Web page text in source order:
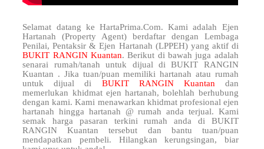
Selamat datang ke HartaPrima.Com. Kami adalah Ejen
Hartanah (Property Agent) berdaftar dengan Lembaga
Penilai, Pentaksir & Ejen Hartanah (LPPEH) yang aktif di
BUKIT RANGIN Kuantan. Berikut di bawah juga adalah
senarai rumah/tanah untuk dijual di BUKIT RANGIN
Kuantan . Jika tuan/puan memiliki hartanah atau rumah
untuk dijual di BUKIT RANGIN Kuantan dan
memerlukan khidmat ejen hartanah, bolehlah berhubung
dengan kami. Kami menawarkan khidmat profesional ejen
hartanah hingga hartanah @ rumah anda terjual. Kami
semak harga pasaran terkini rumah anda di BUKIT
RANGIN Kuantan tersebut dan bantu tuan/puan
mendapatkan pembeli. Hilangkan kerungsingan, biar